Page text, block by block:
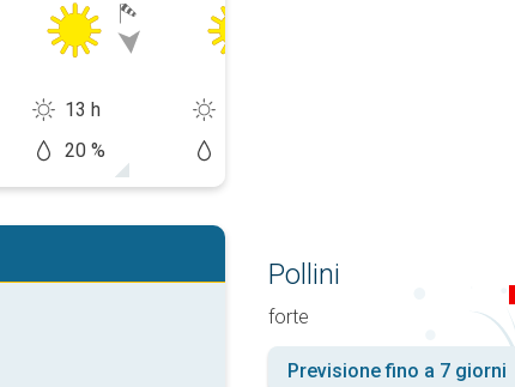
13 h
20 %
Pollini
forte
Previsione fino a 7 giorni